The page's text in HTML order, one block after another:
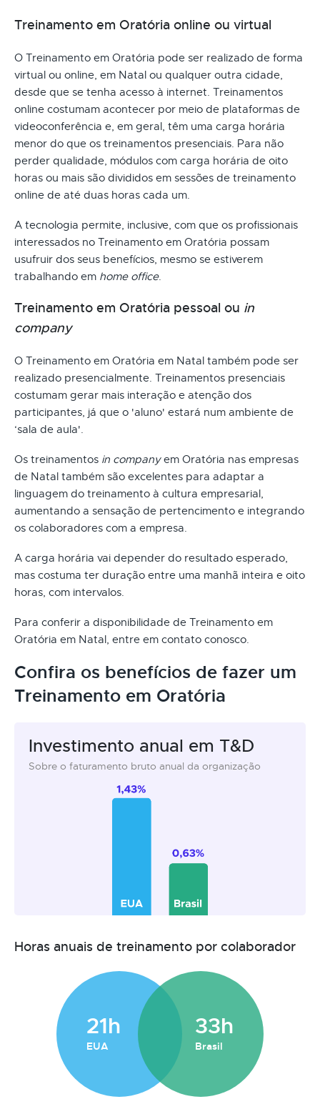
Treinamento em Oratória online ou virtual
O Treinamento em Oratória pode ser realizado de forma
virtual ou online, em Natal ou qualquer outra cidade,
desde que se tenha acesso à internet. Treinamentos
online costumam acontecer por meio de plataformas de
videoconferência e, em geral, têm uma carga horária
menor do que os treinamentos presenciais. Para não
perder qualidade, módulos com carga horária de oito
horas ou mais são divididos em sessões de treinamento
online de até duas horas cada um.
A tecnologia permite, inclusive, com que os profissionais
interessados no Treinamento em Oratória possam
usufruir dos seus benefícios, mesmo se estiverem
trabalhando em home office.
Treinamento em Oratória pessoal ou in
company
O Treinamento em Oratória em Natal também pode ser
realizado presencialmente. Treinamentos presenciais
costumam gerar mais interação e atenção dos
participantes, já que o 'aluno' estará num ambiente de
‘sala de aula'.
Os treinamentos in companyem Oratória nas empresas
de Natal também são excelentes para adaptar a
linguagem do treinamento à cultura empresarial,
aumentando a sensação de pertencimento e integrando
os colaboradores com a empresa.
A carga horária vai depender do resultado esperado,
mas costuma ter duração entre uma manhã inteira e oito
horas, com intervalos.
Para conferir a disponibilidade de Treinamento em
Oratória em Natal, entre em contato conosco.
Confira os benefícios de fazer um
Treinamento em Oratória
Investimento anual em T&D
Sobre o faturamento bruto anual da organização
Horas anuais de treinamento por colaborador
21h
EUA
33h
Brasil